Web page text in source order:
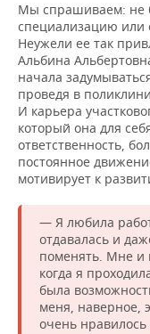
Мы спрашиваем: не
специализацию или
Неужели ее так
Альбина
начала
проведя в
И карьера
который она для
ответственность,
постоянное
мотивирует к
— Я любила
отдавалась и
поменять. Мне и
когда я
была
меня, наверное,
очень